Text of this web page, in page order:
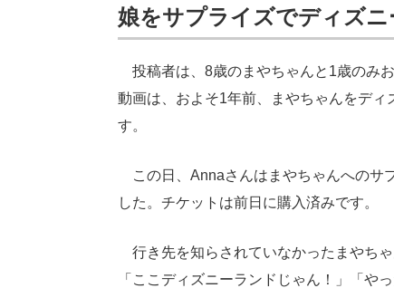
娘をサプライズでディズ
投稿者は、8歳のまやちゃんと1歳のみ
動画は、およそ1年前、まやちゃんをデ
す。
この日、Annaさんはまやちゃんへのサ
した。チケットは前日に購入済みです。
行き先を知らされていなかったまやち
「ここディズニーランドじゃん！」「や